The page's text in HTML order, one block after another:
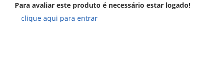
Para avaliar este produto é necessário estar logado!
clique aqui para entrar